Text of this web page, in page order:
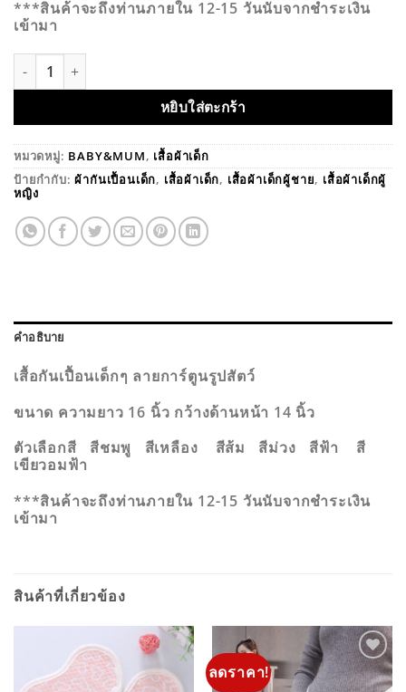
***สินค้าจะถึงท่านภายใน 12-15 วันนับจากชำระเงิน
เข้ามา
จำนวน เสื้อกันเปื้อนเด็ก ชิ้น
หยิบใส่ตะกร้า
หมวดหมู่: BABY&MUM, เสื้อผ้าเด็ก
ป้ายกำกับ:ผ้ากันเปื้อนเด็ก, เสื้อผ้าเด็ก, เสื้อผ้าเด็กผู้ชาย, เสื้อผ้าเด็กผู้
หญิง
คำอธิบาย
เสื้อกันเปื้อนเด็กๆ ลายการ์ตูนรูปสัตว์
ขนาด ความยาว 16 นิ้ว กว้างด้านหน้า 14 นิ้ว
ตัวเลือกสี สีชมพู สีเหลือง สีส้ม สีม่วง สีฟ้า สี
เขียวอมฟ้า
***สินค้าจะถึงท่านภายใน 12-15 วันนับจากชำระเงิน
เข้ามา
สินค้าที่เกี่ยวข้อง
ADD TO
WISHLIST
ลดราคา!
ADD TO
WISHLIST